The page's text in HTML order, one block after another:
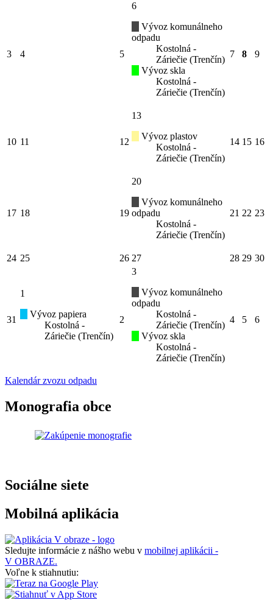
3 4 5
6
Vývoz komunálneho
odpadu
Kostolná -
Záriečie (Trenčín)
Vývoz skla
Kostolná -
Záriečie (Trenčín)
7 8 9
10 11 12
13
Vývoz plastov
Kostolná -
Záriečie (Trenčín)
14 15 16
17 18 19
20
Vývoz komunálneho
odpadu
Kostolná -
Záriečie (Trenčín)
21 22 23
24 25 26 27 28 29 30
31
1
Vývoz papiera
Kostolná -
Záriečie (Trenčín)
2
3
Vývoz komunálneho
odpadu
Kostolná -
Záriečie (Trenčín)
Vývoz skla
Kostolná -
Záriečie (Trenčín)
4 5 6
Kalendár zvozu odpadu
Monografia obce
Sociálne siete
Mobilná aplikácia
Sledujte informácie z nášho webu v mobilnej aplikácii -
V OBRAZE.
Voľne k stiahnutiu: